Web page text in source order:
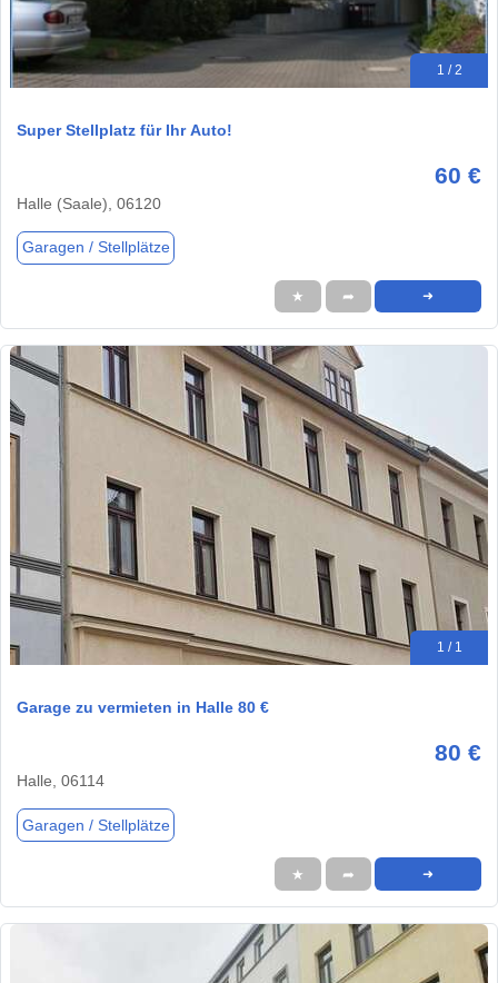
1 / 2
Super Stellplatz für Ihr Auto!
60 €
Halle (Saale), 06120
Garagen / Stellplätze
★ ➦ ➜
1 / 1
Garage zu vermieten in Halle 80 €
80 €
Halle, 06114
Garagen / Stellplätze
★ ➦ ➜